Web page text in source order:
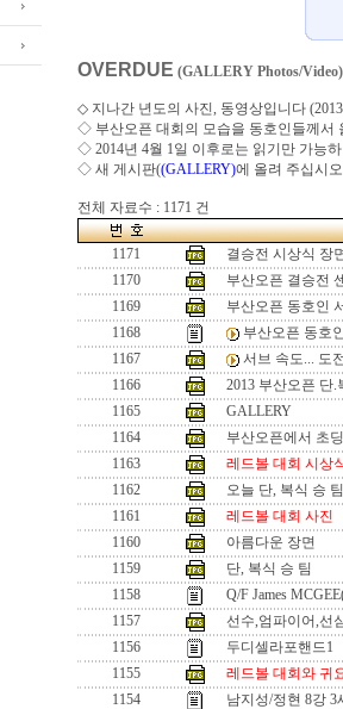
OVERDUE (GALLERY Photos/Video)
◇ 지나간 년도의 사진, 동영상입니다
◇ 부산오픈 대회의 모습을 동호인들께서
◇ 2014년 4월 1일 이후로는 읽기만 가능
◇ 새 게시판((GALLERY)에 올려 주십시오
전체 자료수 : 1171 건
1171
결승전 시상식 장
1170
부산오픈 결승전
1169
부산오픈 동호인
1168
부산오픈 동호
1167
서브 속도... 도
1166
2013 부산오픈 단
1165
GALLERY
1164
부산오픈에서 초
1163
레드볼 대회 시상
1162
오늘 단, 복식 승 팀
1161
레드볼 대회 사진
1160
아름다운 장면
1159
단, 복식 승 팀
1158
Q/F James
1157
선수,엄파이어,선
1156
두디셀라포핸드1
1155
레드볼 대회와 귀
1154
남지성/정현 8강 3